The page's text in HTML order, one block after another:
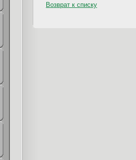
Возврат к списку